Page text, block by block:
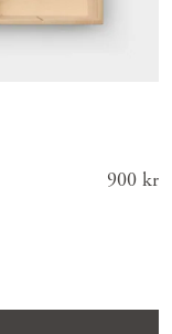
Pris :
900 kr